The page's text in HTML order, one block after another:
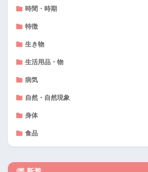
時間・時期
特徴
生き物
生活用品・物
病気
自然・自然現象
身体
食品